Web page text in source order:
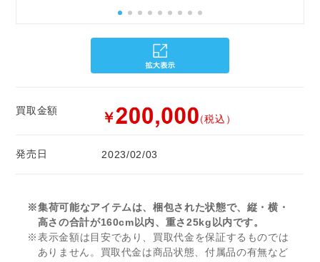
買取金額 ￥ （税込）
発売日 2023/02/03
※集荷可能なアイテムは、梱包された状態で、縦・横・
高さの合計が160cm以内、重さ25kg以内です。
※表示金額は目安であり、買取代金を保証するものでは
ありません。買取代金は商品状態、付属品の有無など